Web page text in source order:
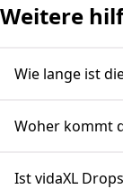
Weitere
Wie lange ist
Woher kommt
Ist vidaXL